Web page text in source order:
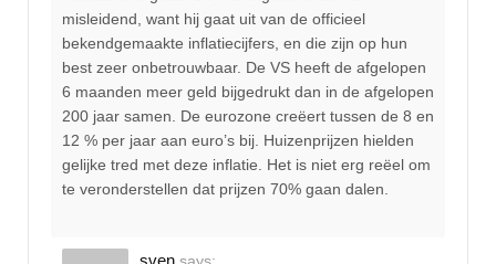
misleidend, want hij gaat uit van de officieel
bekendgemaakte inflatiecijfers, en die zijn op hun
best zeer onbetrouwbaar. De VS heeft de afgelopen
6 maanden meer geld bijgedrukt dan in de afgelopen
200 jaar samen. De eurozone creëert tussen de 8 en
12 % per jaar aan euro’s bij. Huizenprijzen hielden
gelijke tred met deze inflatie. Het is niet erg reëel om
te veronderstellen dat prijzen 70% gaan dalen.
sven says: